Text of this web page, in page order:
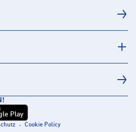
Play
Cookie Policy